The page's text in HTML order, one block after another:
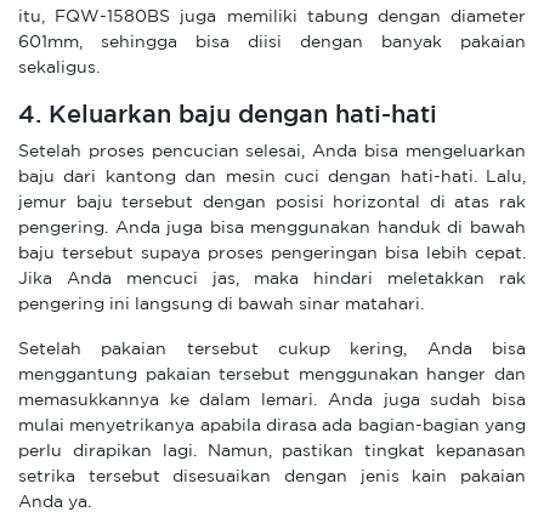
itu, FQW-1580BS juga memiliki tabung dengan diameter
601mm, sehingga bisa diisi dengan banyak pakaian
sekaligus.
4. Keluarkan baju dengan hati-hati
Setelah proses pencucian selesai, Anda bisa mengeluarkan
baju dari kantong dan mesin cuci dengan hati-hati. Lalu,
jemur baju tersebut dengan posisi horizontal di atas rak
pengering. Anda juga bisa menggunakan handuk di bawah
baju tersebut supaya proses pengeringan bisa lebih cepat.
Jika Anda mencuci jas, maka hindari meletakkan rak
pengering ini langsung di bawah sinar matahari.
Setelah pakaian tersebut cukup kering, Anda bisa
menggantung pakaian tersebut menggunakan hanger dan
memasukkannya ke dalam lemari. Anda juga sudah bisa
mulai menyetrikanya apabila dirasa ada bagian-bagian yang
perlu dirapikan lagi. Namun, pastikan tingkat kepanasan
setrika tersebut disesuaikan dengan jenis kain pakaian
Anda ya.